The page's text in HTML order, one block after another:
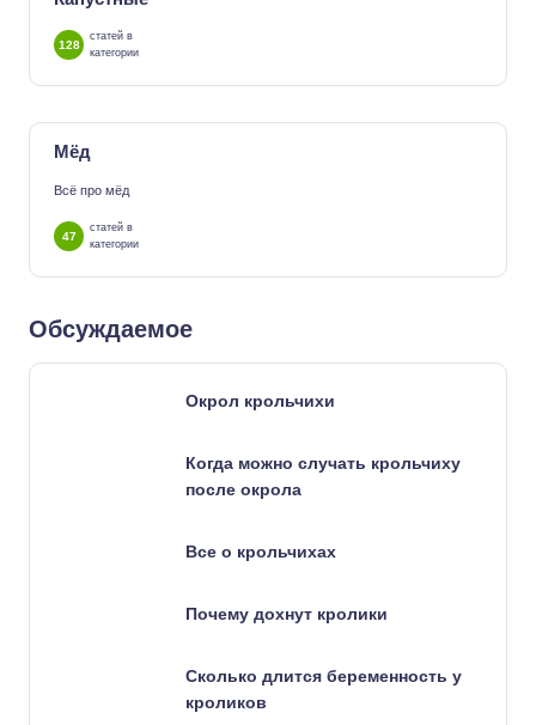
128
статей в
категории
Мёд
Всё про мёд
47
статей в
категории
Обсуждаемое
Окрол крольчихи
Когда можно случать крольчиху
после окрола
Все о крольчихах
Почему дохнут кролики
Сколько длится беременность у
кроликов